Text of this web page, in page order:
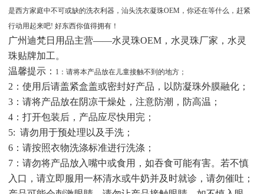
是西方家庭中不可或缺的洗衣利器，汕头洗衣凝珠OEM ，你还在等什么，赶紧
行动用起来吧! 好东西你值得拥有！
广州迪梵日用品主营——水灵珠OEM，水灵珠厂家，水灵
珠贴牌加工。
温馨提示： 1：请将本产品放在儿童接触不到的地方；
2：使用后请盖紧盒盖或密封好产品，以防凝珠外膜融化；
3：请将产品放在阴凉干燥处，注意防潮，防高温；
4：打开包装后，产品应尽快用完；
5: 请勿用于预处理以及手洗；
6：请按照衣物洗涤标准进行洗涤；
7：请勿将产品放入嘴中或食用，如吞食可能有害。若不慎
入口，请立即服用一杯清水或牛奶并及时就诊，请勿催吐；